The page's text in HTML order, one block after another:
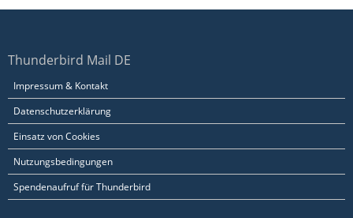
Thunderbird Mail DE
Impressum & Kontakt
Datenschutzerklärung
Einsatz von Cookies
Nutzungsbedingungen
Spendenaufruf für Thunderbird